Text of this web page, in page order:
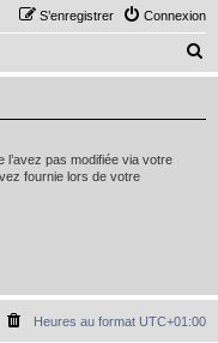
Connexion
S’enregistrer
e
pas modifiée via votre
fournie lors de votre
Heures au format UTC+01:00